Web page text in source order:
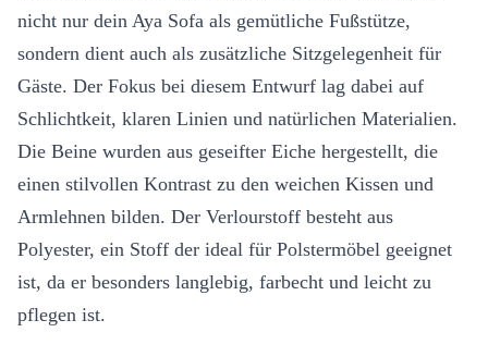
nicht nur dein Aya Sofa als gemütliche Fußstütze,
sondern dient auch als zusätzliche Sitzgelegenheit für
Gäste. Der Fokus bei diesem Entwurf lag dabei auf
Schlichtkeit, klaren Linien und natürlichen Materialien.
Die Beine wurden aus geseifter Eiche hergestellt, die
einen stilvollen Kontrast zu den weichen Kissen und
Armlehnen bilden. Der Verlourstoff besteht aus
Polyester, ein Stoff der ideal für Polstermöbel geeignet
ist, da er besonders langlebig, farbecht und leicht zu
pflegen ist.